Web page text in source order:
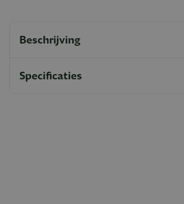
Beschrijving
Specificaties